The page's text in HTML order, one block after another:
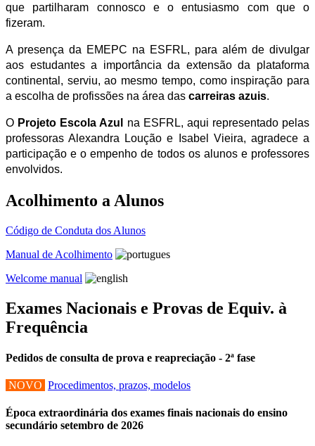
que partilharam connosco e o entusiasmo com que o
fizeram.
A presença da EMEPC na ESFRL, para além de divulgar
aos estudantes a importância da extensão da plataforma
continental, serviu, ao mesmo tempo, como inspiração para
a escolha de profissões na área das carreiras azuis.
O Projeto Escola Azul
na ESFRL, aqui representado pelas
professoras Alexandra Loução e Isabel Vieira, agradece a
participação e o empenho de todos os alunos e professores
envolvidos.
Acolhimento a Alunos
Código de Conduta dos Alunos
Manual de Acolhimento
Welcome manual
Exames Nacionais e Provas de Equiv. à
Frequência
Pedidos de consulta de prova e reapreciação - 2ª fase
NOVO Procedimentos, prazos, modelos
Época extraordinária dos exames finais nacionais do ensino
secundário setembro de 2026